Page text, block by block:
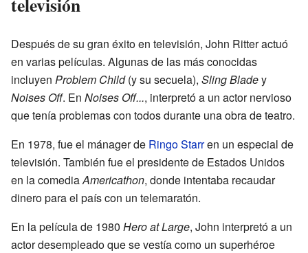
Después de su gran éxito en televisión, John Ritter actuó
en varias películas. Algunas de las más conocidas
incluyen Problem Child(y su secuela), Sling Bladey
Noises Off. En Noises Off..., interpretó a un actor nervioso
que tenía problemas con todos durante una obra de teatro.
En 1978, fue el mánager de Ringo Starren un especial de
televisión. También fue el presidente de Estados Unidos
en la comediaAmericathon, donde intentaba recaudar
dinero para el país con un telemaratón.
En la película de 1980 Hero at Large, John interpretó a un
actor desempleado que se vestía como un superhéroe